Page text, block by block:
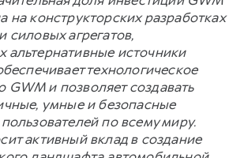
на конструкторских разработках
силовых агрегатов,
альтернативные источники
технологическое
и позволяет создавать
умные и безопасные
по всему миру.
активный вклад в создание